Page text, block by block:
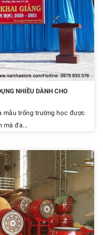
NHIỀU DÀNH CHO
mẫu trống trường học được
mà đa...